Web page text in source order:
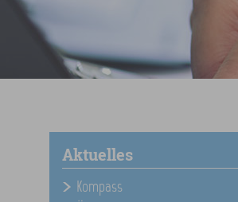
Aktuelles
Kompass